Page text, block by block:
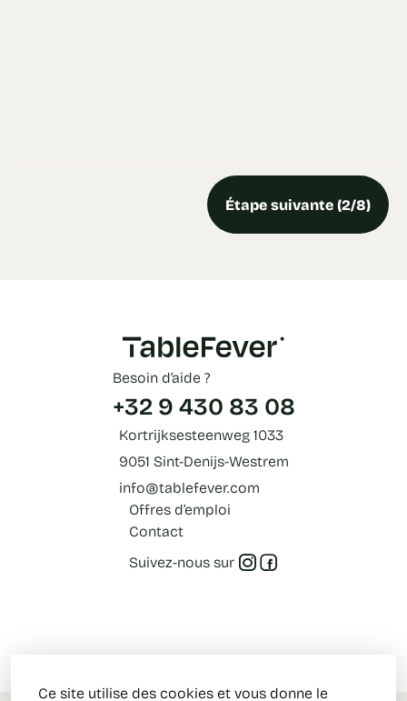
Étape suivante (2/8)
Besoin d’aide ?
+32 9 430 83 08
Kortrijksesteenweg 1033
9051 Sint-Denijs-Westrem
info@tablefever.com
Offres d’emploi
Contact
Suivez-nous sur
Ce site utilise des cookies et vous donne le